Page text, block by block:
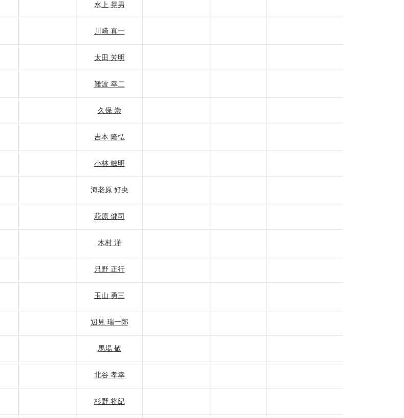
水上 晃男
川﨑 真一
太田 芳明
難波 幸二
久保 崇
吉本 隆弘
小林 敏明
海老原 好央
萩原 健司
木村 洋
只野 正行
玉山 勇三
辺見 瑞一郎
馬場 敬
北谷 孝幸
杉野 将紀